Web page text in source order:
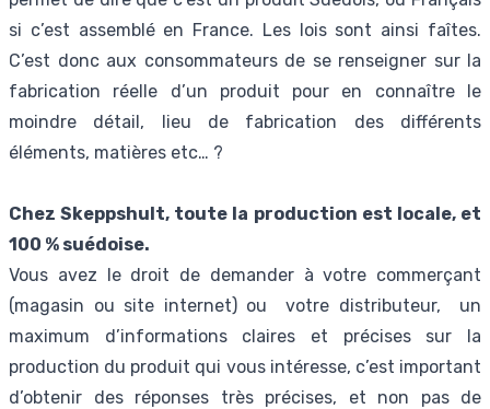
si c’est assemblé en France. Les lois sont ainsi faîtes.
C’est donc aux consommateurs de se renseigner sur la
fabrication réelle d’un produit pour en connaître le
moindre détail, lieu de fabrication des différents
éléments, matières etc… ?
Chez Skeppshult, toute la production est locale, et
100 % suédoise.
Vous avez le droit de demander à votre commerçant
(magasin ou site internet) ou votre distributeur, un
maximum d’informations claires et précises sur la
production du produit qui vous intéresse, c’est important
d’obtenir des réponses très précises, et non pas de